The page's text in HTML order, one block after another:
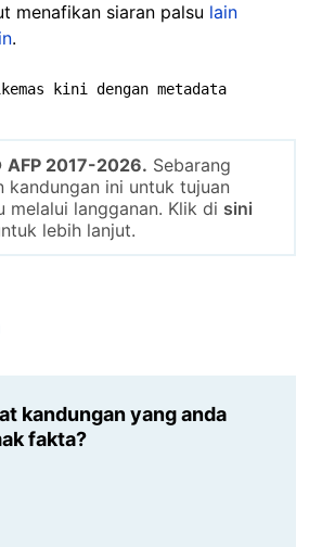
menafikan siaran palsu lain
.
kini dengan metadata
AFP 2017-2026. Sebarang
kandungan ini untuk tujuan
melalui langganan. Klik di sini
lebih lanjut.
kandungan yang anda
fakta?